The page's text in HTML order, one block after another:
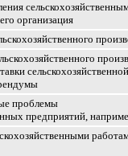
организация
сельскохозяйственной
проблемы
предприятий,